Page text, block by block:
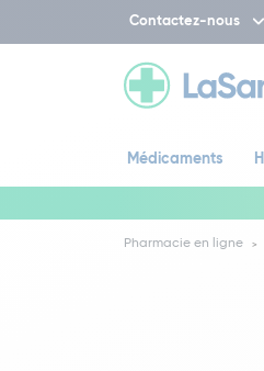
Contactez-nous
Médicaments
Pharmacie en ligne